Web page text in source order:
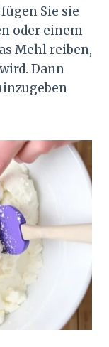
Sie sie
oder einem
Mehl reiben,
Dann